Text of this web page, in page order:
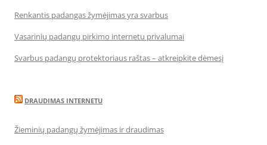
Renkantis padangas žymėjimas yra svarbus
Vasarinių padangų pirkimo internetu privalumai
Svarbus padangų protektoriaus raštas – atkreipkite dėmesį
DRAUDIMAS INTERNETU
Žieminių padangų žymėjimas ir draudimas